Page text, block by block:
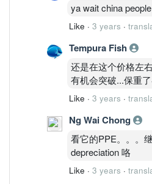
ya wait china
Like · 3 years ·
Tempura Fish
还是在这个价格左
有机会突破...保重了
Like · 3 years ·
Ng Wai Chong
看它的PPE。。。
depreciation 咯
Like · 3 years ·